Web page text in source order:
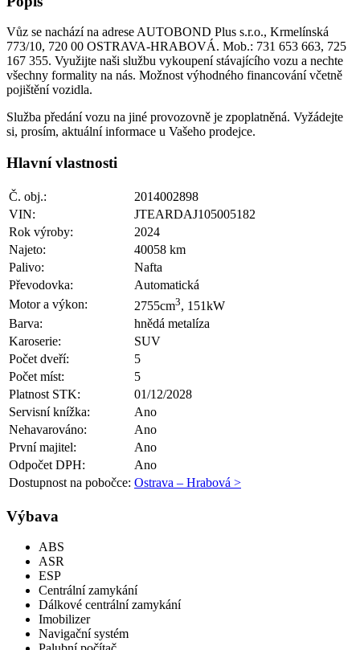
Vůz se nachází na adrese AUTOBOND Plus s.r.o., Krmelínská
773/10, 720 00 OSTRAVA-HRABOVÁ. Mob.: 731 653 663, 725
167 355. Využijte naši službu vykoupení stávajícího vozu a nechte
všechny formality na nás. Možnost výhodného financování včetně
pojištění vozidla.
Služba předání vozu na jiné provozovně je zpoplatněná. Vyžádejte
si, prosím, aktuální informace u Vašeho prodejce.
Hlavní vlastnosti
Č. obj.:
2014002898
VIN:
JTEARDAJ105005182
Rok výroby:
2024
Najeto:
40058 km
Palivo:
Nafta
Převodovka:
Automatická
Motor a výkon:
2755cm3, 151kW
Barva:
hnědá metalíza
Karoserie:
SUV
Počet dveří:
5
Počet míst:
5
Platnost STK:
01/12/2028
Servisní knížka:
Ano
Nehavarováno:
Ano
První majitel:
Ano
Odpočet DPH:
Ano
Dostupnost na pobočce: Ostrava – Hrabová >
Výbava
ABS
ASR
ESP
Centrální zamykání
Dálkové centrální zamykání
Imobilizer
Navigační systém